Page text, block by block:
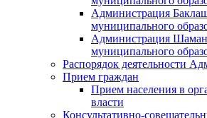
Администрация
муниципального
Администрация
муниципального
Распорядок деятельности
Прием граждан
Прием населения в
власти
Консультативно-